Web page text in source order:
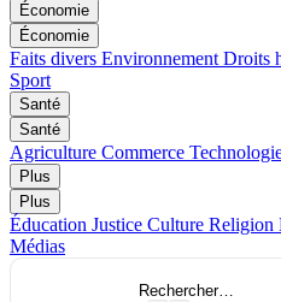
Économie
Économie
Faits divers Environnement Droits
Sport
Santé
Santé
Agriculture Commerce
Plus
Plus
Éducation Justice Culture Religion
Médias
Rechercher…